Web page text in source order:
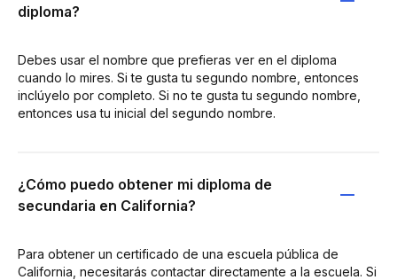
diploma?
Debes usar el nombre que prefieras ver en el diploma
cuando lo mires. Si te gusta tu segundo nombre, entonces
inclúyelo por completo. Si no te gusta tu segundo nombre,
entonces usa tu inicial del segundo nombre.
¿Cómo puedo obtener mi diploma de
secundaria en California?
Para obtener un certificado de una escuela pública de
California, necesitarás contactar directamente a la escuela. Si